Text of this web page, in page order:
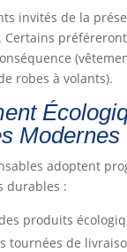
invités de la
Certains
robes à volants).
Modernes
adoptent
durables :
produits
tournées de